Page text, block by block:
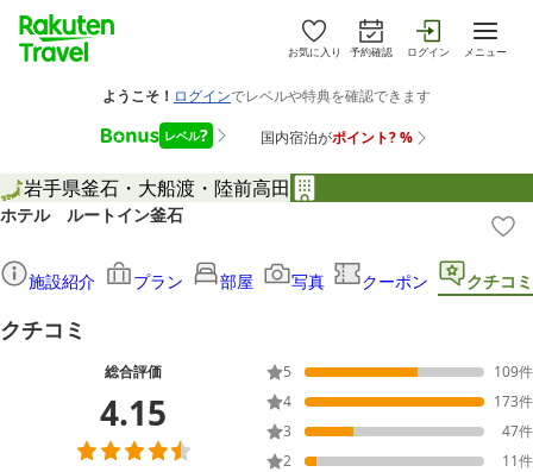
お気に入り 予約確認 ログイン メニュー
岩手県釜石・大船渡・陸前高田
ホテル ルートイン釜石
施設紹介 プラン 部屋 写真 クーポン クチコミ
クチコミ
総合評価
4.15
5 109件
4
173件
3
47件
2
11件